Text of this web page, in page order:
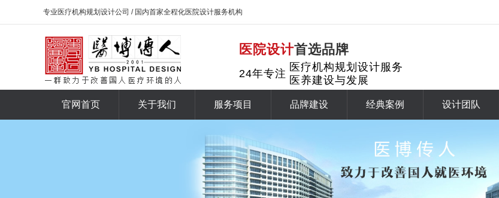
专业医疗机构规划设计公司 / 国内首家全程化医院设计服务机构
医院设计首选品牌
24年专注
医疗机构规划设计服务
医养建设与发展
官网首页 关于我们 服务项目 品牌建设 经典案例 设计团队